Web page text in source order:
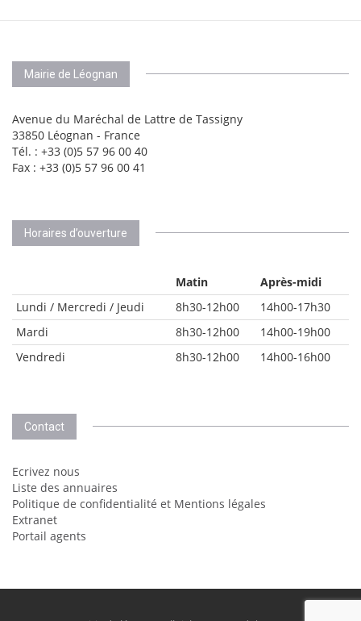
Mairie de Léognan
Avenue du Maréchal de Lattre de Tassigny
33850 Léognan - France
Tél. : +33 (0)5 57 96 00 40
Fax : +33 (0)5 57 96 00 41
Horaires d’ouverture
Matin
Après-midi
Lundi / Mercredi / Jeudi
8h30-12h00
14h00-17h30
Mardi
8h30-12h00
14h00-19h00
Vendredi
8h30-12h00 14h00-16h00
Contact
Ecrivez nous
Liste des annuaires
Politique de confidentialité et Mentions légales
Extranet
Portail agents